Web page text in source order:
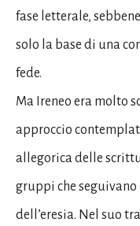
fase letterale,
solo la base di una
fede.
Ma Ireneo era molto
approccio
allegorica delle
gruppi che
dell’eresia. Nel suo